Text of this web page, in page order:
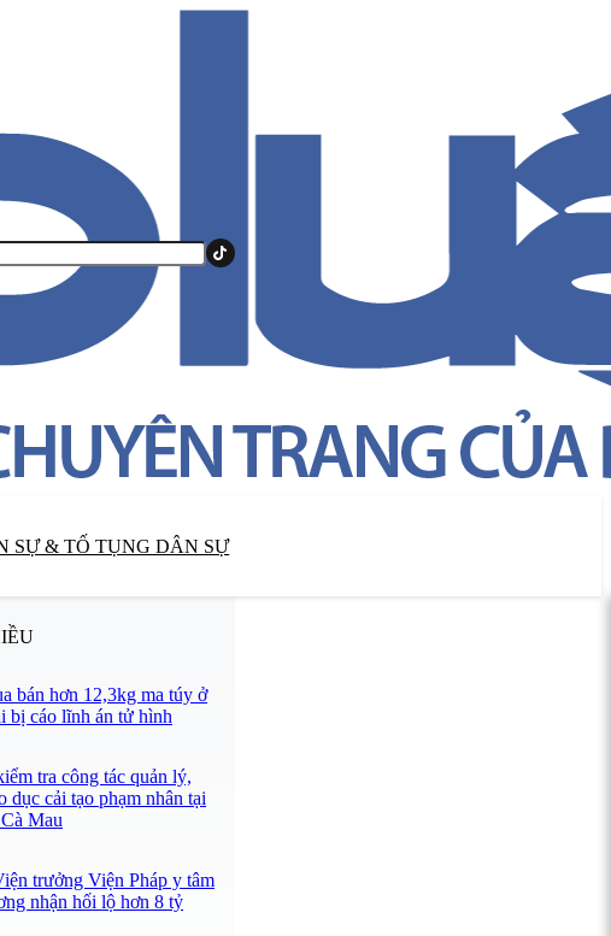
SỰ & TỐ TỤNG DÂN SỰ
bán hơn 12,3kg ma túy ở
bị cáo lĩnh án tử hình
tra công tác quản lý,
dục cải tạo phạm nhân tại
Mau
trưởng Viện Pháp y tâm
nhận hối lộ hơn 8 tỷ